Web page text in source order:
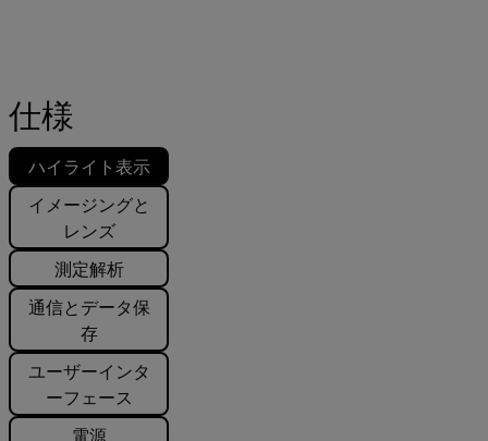
仕様
ハイライト表示
イメージングと
レンズ
測定解析
通信とデータ保
存
ユーザーインタ
ーフェース
電源